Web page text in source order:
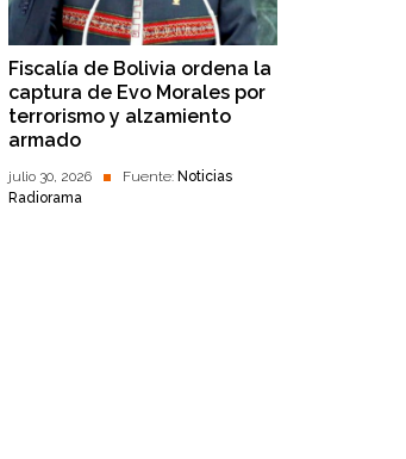
Fiscalía de Bolivia ordena la
captura de Evo Morales por
terrorismo y alzamiento
armado
julio 30, 2026 Fuente: Noticias
Radiorama